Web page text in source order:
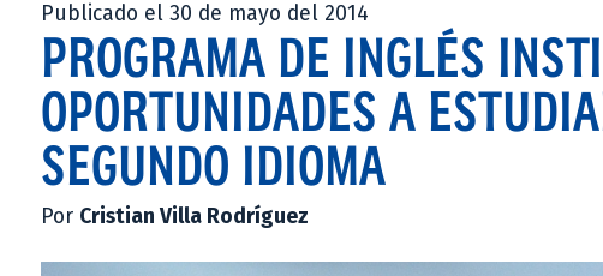
Publicado el 30 de mayo del 2014
PROGRAMA DE INGLÉS
OPORTUNIDADES A
SEGUNDO IDIOMA
Por Cristian Villa Rodríguez